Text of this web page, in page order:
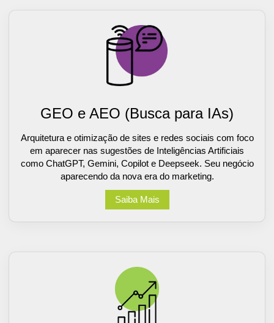
GEO e AEO (Busca para IAs)
Arquitetura e otimização de sites e redes sociais com foco
em aparecer nas sugestões de Inteligências Artificiais
como ChatGPT, Gemini, Copilot e Deepseek. Seu negócio
aparecendo da nova era do marketing.
Saiba Mais